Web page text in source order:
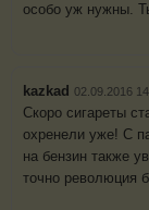
особо уж нужны.
kazkad 02.09.2016
Скоро сигареты
охренели уже! С
на бензин также
точно революция